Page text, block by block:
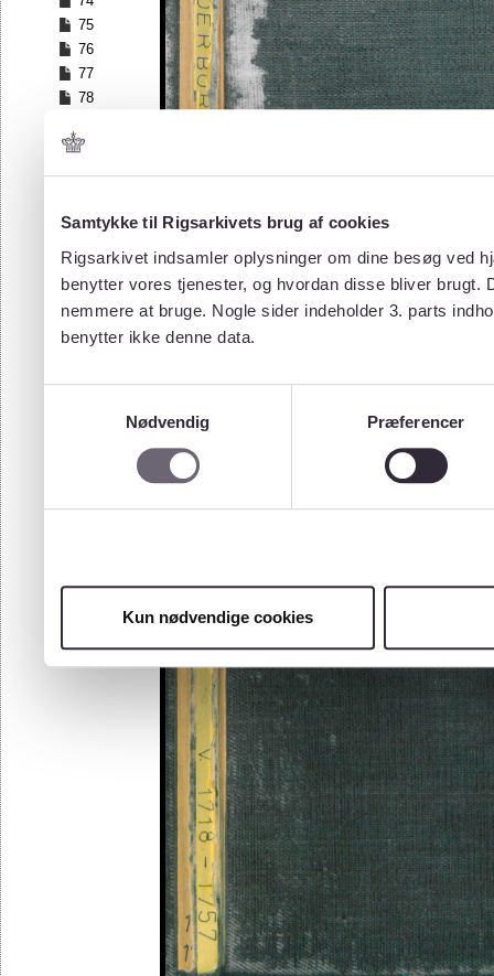
Samtykke til Rigsarkivets brug af cookies
Rigsarkivet indsamler oplysninger om dine besøg ved
benytter vores tjenester, og hvordan disse bliver
nemmere at bruge. Nogle sider indeholder 3. parts
benytter ikke denne data.
Nødvendig
Præferencer
Kun nødvendige cookies
75
76
77
78
80
83
85